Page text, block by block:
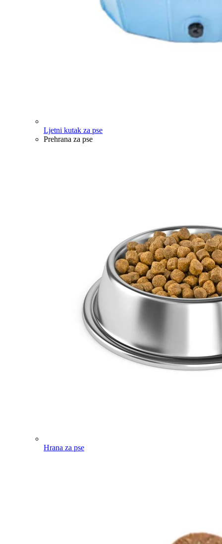
Ljetni kutak za pse
Prehrana za pse
Hrana za pse